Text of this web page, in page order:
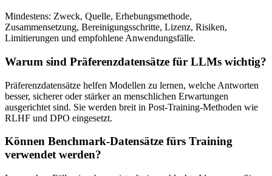
Mindestens: Zweck, Quelle, Erhebungsmethode,
Zusammensetzung, Bereinigungsschritte, Lizenz, Risiken,
Limitierungen und empfohlene Anwendungsfälle.
Warum sind Präferenzdatensätze für LLMs wichtig?
Präferenzdatensätze helfen Modellen zu lernen, welche Antworten
besser, sicherer oder stärker an menschlichen Erwartungen
ausgerichtet sind. Sie werden breit in Post-Training-Methoden wie
RLHF und DPO eingesetzt.
Können Benchmark-Datensätze fürs Training
verwendet werden?